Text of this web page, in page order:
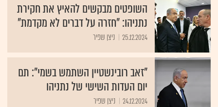
השופטים מבקשים להאיץ את חקירת
נתניהו: "חזרה על דברים לא מקדמת"
25.12.2024 ניצן שפיר
"זאב רובינשטיין השתמש בשמי": תם
יום העדות השישי של נתניהו
24.12.2024 ניצן שפיר